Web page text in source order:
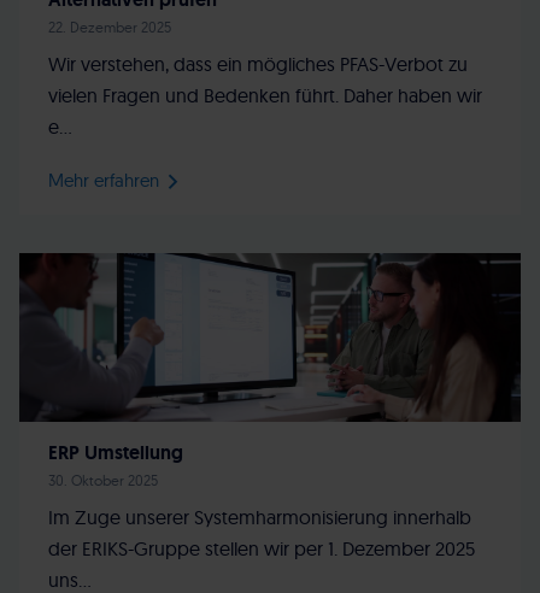
22. Dezember 2025
Wir verstehen, dass ein mögliches PFAS-Verbot zu
vielen Fragen und Bedenken führt. Daher haben wir
e...
Mehr erfahren
ERP Umstellung
30. Oktober 2025
Im Zuge unserer Systemharmonisierung innerhalb
der ERIKS-Gruppe stellen wir per 1. Dezember 2025
uns...